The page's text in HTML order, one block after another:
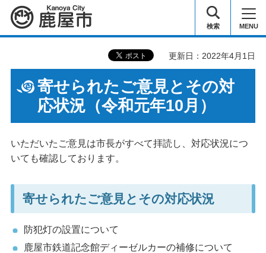
鹿屋市 検索 MENU
更新日：2022年4月1日
寄せられたご意見とその対
応状況（令和元年10月）
いただいたご意見は市長がすべて拝読し、対応状況につ
いても確認しております。
寄せられたご意見とその対応状況
防犯灯の設置について
鹿屋市鉄道記念館ディーゼルカーの補修について